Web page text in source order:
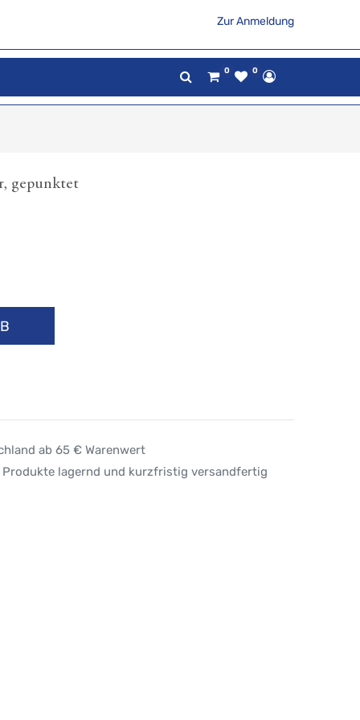
Zur Anmeldung
0 0
gepunktet
ab 65 € Warenwert
Produkte lagernd und kurzfristig versandfertig